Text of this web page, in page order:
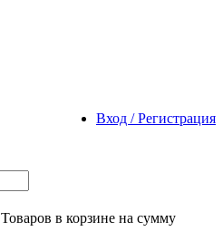
Вход / Регистрация
Товаров в корзине на сумму